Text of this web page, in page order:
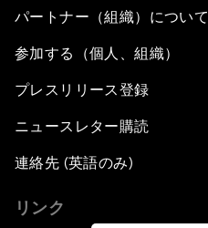
パートナー（組織）について
参加する（個人、組織）
プレスリリース登録
ニュースレター購読
連絡先 (英語のみ)
リンク